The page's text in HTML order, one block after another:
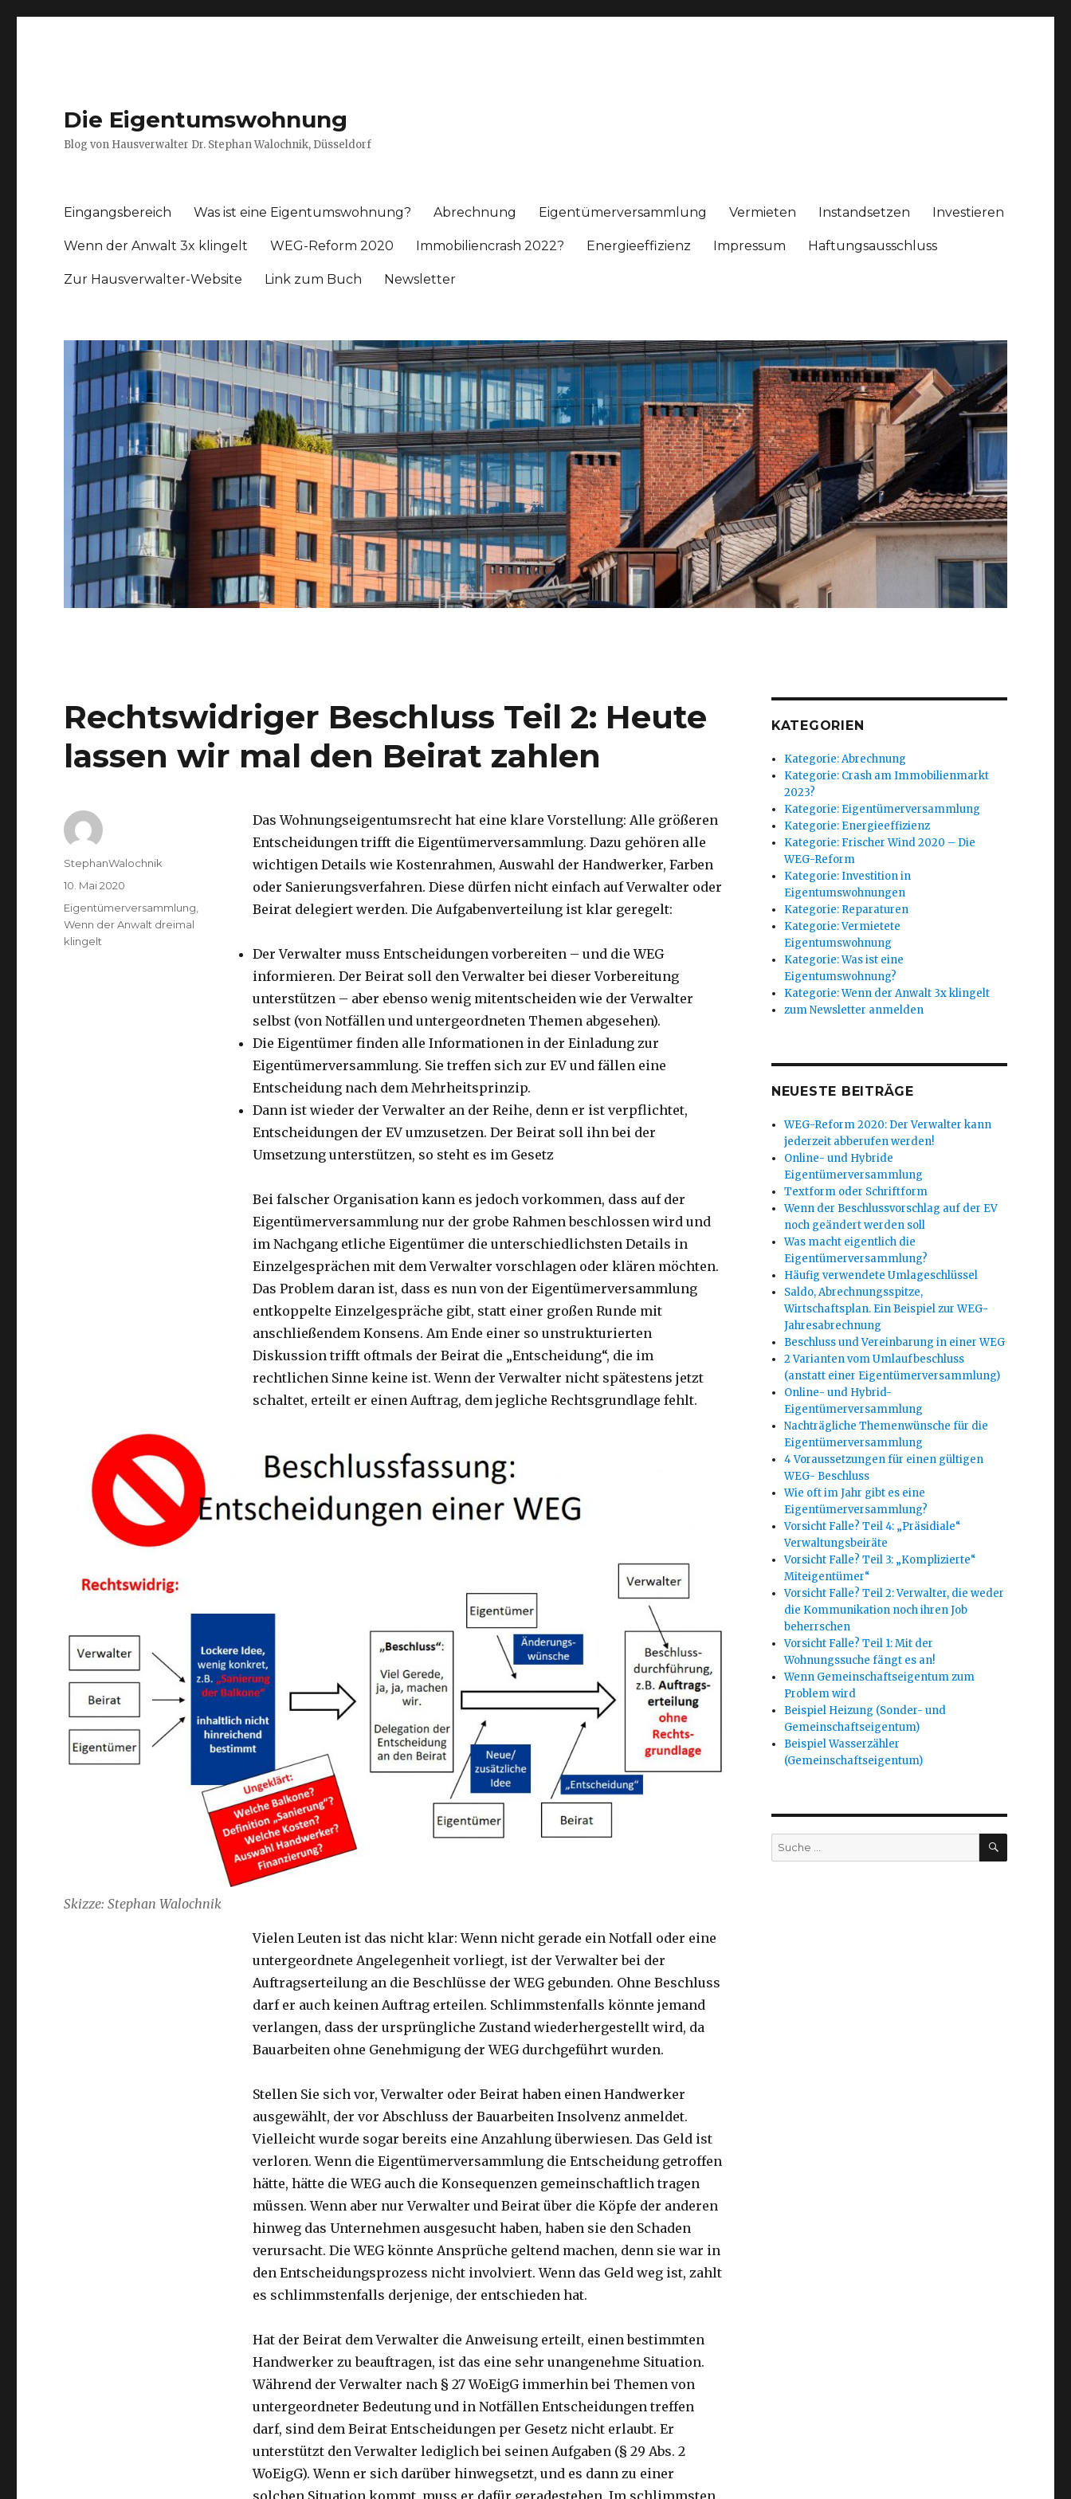
Die Eigentumswohnung
Blog von Hausverwalter Dr. Stephan Walochnik, Düsseldorf
Eingangsbereich Was ist eine Eigentumswohnung? Abrechnung Eigentümerversammlung Vermieten Instandsetzen Investieren
Wenn der Anwalt 3x klingelt WEG-Reform 2020 Immobiliencrash 2022? Energieeffizienz Impressum Haftungsausschluss
Zur Hausverwalter-Website Link zum Buch Newsletter
Rechtswidriger Beschluss Teil 2: Heute
lassen wir mal den Beirat zahlen
Das Wohnungseigentumsrecht hat eine klare Vorstellung: Alle größeren
Entscheidungen trifft die Eigentümerversammlung. Dazu gehören alle
wichtigen Details wie Kostenrahmen, Auswahl der Handwerker, Farben
oder Sanierungsverfahren. Diese dürfen nicht einfach auf Verwalter oder
Beirat delegiert werden. Die Aufgabenverteilung ist klar geregelt:
Der Verwalter muss Entscheidungen vorbereiten – und die WEG
informieren. Der Beirat soll den Verwalter bei dieser Vorbereitung
unterstützen – aber ebenso wenig mitentscheiden wie der Verwalter
selbst (von Notfällen und untergeordneten Themen abgesehen).
Die Eigentümer finden alle Informationen in der Einladung zur
Eigentümerversammlung. Sie treffen sich zur EV und fällen eine
Entscheidung nach dem Mehrheitsprinzip.
Dann ist wieder der Verwalter an der Reihe, denn er ist verpflichtet,
Entscheidungen der EV umzusetzen. Der Beirat soll ihn bei der
Umsetzung unterstützen, so steht es im Gesetz
Bei falscher Organisation kann es jedoch vorkommen, dass auf der
Eigentümerversammlung nur der grobe Rahmen beschlossen wird und
im Nachgang etliche Eigentümer die unterschiedlichsten Details in
Einzelgesprächen mit dem Verwalter vorschlagen oder klären möchten.
Das Problem daran ist, dass es nun von der Eigentümerversammlung
entkoppelte Einzelgespräche gibt, statt einer großen Runde mit
anschließendem Konsens. Am Ende einer so unstrukturierten
Diskussion trifft oftmals der Beirat die „Entscheidung“, die im
rechtlichen Sinne keine ist. Wenn der Verwalter nicht spätestens jetzt
schaltet, erteilt er einen Auftrag, dem jegliche Rechtsgrundlage fehlt.
Skizze: Stephan Walochnik
Vielen Leuten ist das nicht klar: Wenn nicht gerade ein Notfall oder eine
untergeordnete Angelegenheit vorliegt, ist der Verwalter bei der
Auftragserteilung an die Beschlüsse der WEG gebunden. Ohne Beschluss
darf er auch keinen Auftrag erteilen. Schlimmstenfalls könnte jemand
verlangen, dass der ursprüngliche Zustand wiederhergestellt wird, da
Bauarbeiten ohne Genehmigung der WEG durchgeführt wurden.
Stellen Sie sich vor, Verwalter oder Beirat haben einen Handwerker
ausgewählt, der vor Abschluss der Bauarbeiten Insolvenz anmeldet.
Vielleicht wurde sogar bereits eine Anzahlung überwiesen. Das Geld ist
verloren. Wenn die Eigentümerversammlung die Entscheidung getroffen
hätte, hätte die WEG auch die Konsequenzen gemeinschaftlich tragen
müssen. Wenn aber nur Verwalter und Beirat über die Köpfe der anderen
hinweg das Unternehmen ausgesucht haben, haben sie den Schaden
verursacht. Die WEG könnte Ansprüche geltend machen, denn sie war in
den Entscheidungsprozess nicht involviert. Wenn das Geld weg ist, zahlt
es schlimmstenfalls derjenige, der entschieden hat.
Hat der Beirat dem Verwalter die Anweisung erteilt, einen bestimmten
Handwerker zu beauftragen, ist das eine sehr unangenehme Situation.
Während der Verwalter nach § 27 WoEigG immerhin bei Themen von
untergeordneter Bedeutung und in Notfällen Entscheidungen treffen
darf, sind dem Beirat Entscheidungen per Gesetz nicht erlaubt. Er
unterstützt den Verwalter lediglich bei seinen Aufgaben (§ 29 Abs. 2
WoEigG). Wenn er sich darüber hinwegsetzt, und es dann zu einer
solchen Situation kommt, muss er dafür geradestehen. Im schlimmsten
Autor
StephanWalochnik
Veröffentlicht
am
10. Mai 2020
Kategorien
Eigentümerversammlung,
Wenn der Anwalt dreimal
klingelt
KATEGORIEN
Kategorie: Abrechnung
Kategorie: Crash am Immobilienmarkt
2023?
Kategorie: Eigentümerversammlung
Kategorie: Energieeffizienz
Kategorie: Frischer Wind 2020 – Die
WEG-Reform
Kategorie: Investition in
Eigentumswohnungen
Kategorie: Reparaturen
Kategorie: Vermietete
Eigentumswohnung
Kategorie: Was ist eine
Eigentumswohnung?
Kategorie: Wenn der Anwalt 3x klingelt
zum Newsletter anmelden
NEUESTE BEITRÄGE
WEG-Reform 2020: Der Verwalter kann
jederzeit abberufen werden!
Online- und Hybride
Eigentümerversammlung
Textform oder Schriftform
Wenn der Beschlussvorschlag auf der EV
noch geändert werden soll
Was macht eigentlich die
Eigentümerversammlung?
Häufig verwendete Umlageschlüssel
Saldo, Abrechnungsspitze,
Wirtschaftsplan. Ein Beispiel zur WEG-
Jahresabrechnung
Beschluss und Vereinbarung in einer WEG
2 Varianten vom Umlaufbeschluss
(anstatt einer Eigentümerversammlung)
Online- und Hybrid-
Eigentümerversammlung
Nachträgliche Themenwünsche für die
Eigentümerversammlung
4 Voraussetzungen für einen gültigen
WEG- Beschluss
Wie oft im Jahr gibt es eine
Eigentümerversammlung?
Vorsicht Falle? Teil 4: „Präsidiale“
Verwaltungsbeiräte
Vorsicht Falle? Teil 3: „Komplizierte“
Miteigentümer“
Vorsicht Falle? Teil 2: Verwalter, die weder
die Kommunikation noch ihren Job
beherrschen
Vorsicht Falle? Teil 1: Mit der
Wohnungssuche fängt es an!
Wenn Gemeinschaftseigentum zum
Problem wird
Beispiel Heizung (Sonder- und
Gemeinschaftseigentum)
Beispiel Wasserzähler
(Gemeinschaftseigentum)
Suche
nach:
SUCHEN